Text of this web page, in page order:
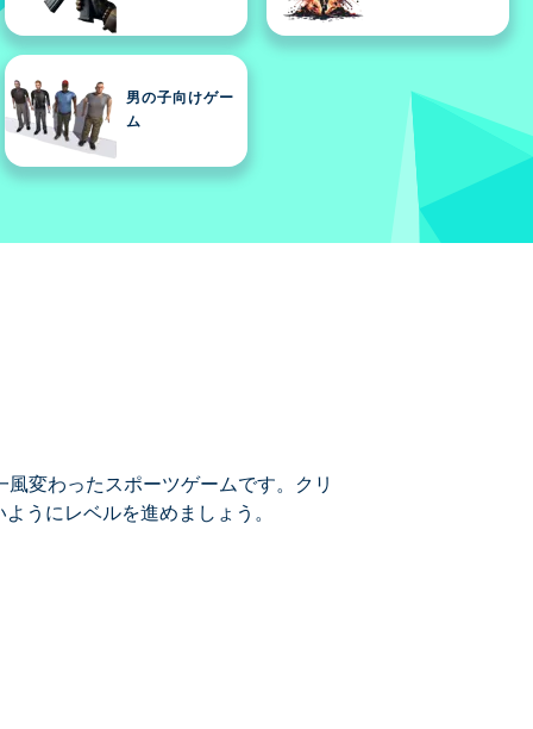
男の子向けゲー
ム
変わったスポーツゲームです。クリ
うにレベルを進めましょう。